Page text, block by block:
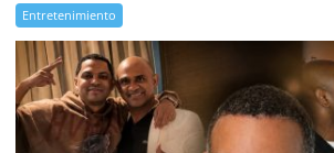
Entretenimiento